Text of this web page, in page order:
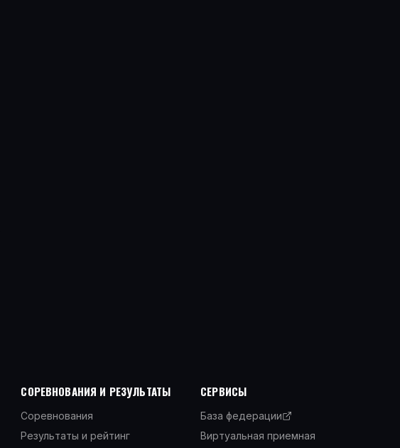
СОРЕВНОВАНИЯ И РЕЗУЛЬТАТЫ
Соревнования
Результаты и рейтинг
СЕРВИСЫ
База федерации
Виртуальная приемная